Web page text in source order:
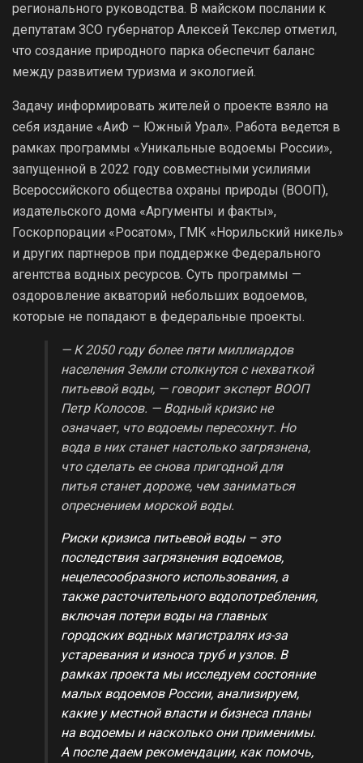
регионального руководства. В майском послании к
депутатам ЗСО губернатор Алексей Текслер отметил,
что создание природного парка обеспечит баланс
между развитием туризма и экологией.
Задачу информировать жителей о проекте взяло на
себя издание «АиФ – Южный Урал». Работа ведется в
рамках программы «Уникальные водоемы России»,
запущенной в 2022 году совместными усилиями
Всероссийского общества охраны природы (ВООП),
издательского дома «Аргументы и факты»,
Госкорпорации «Росатом», ГМК «Норильский никель»
и других партнеров при поддержке Федерального
агентства водных ресурсов. Суть программы —
оздоровление акваторий небольших водоемов,
которые не попадают в федеральные проекты.
— К 2050 году более пяти миллиардов
населения Земли столкнутся с нехваткой
питьевой воды, — говорит эксперт ВООП
Петр Колосов. — Водный кризис не
означает, что водоемы пересохнут. Но
вода в них станет настолько загрязнена,
что сделать ее снова пригодной для
питья станет дороже, чем заниматься
опреснением морской воды.
Риски кризиса питьевой воды – это
последствия загрязнения водоемов,
нецелесообразного использования, а
также расточительного водопотребления,
включая потери воды на главных
городских водных магистралях из-за
устаревания и износа труб и узлов. В
рамках проекта мы исследуем состояние
малых водоемов России, анализируем,
какие у местной власти и бизнеса планы
на водоемы и насколько они применимы.
А после даем рекомендации, как помочь,